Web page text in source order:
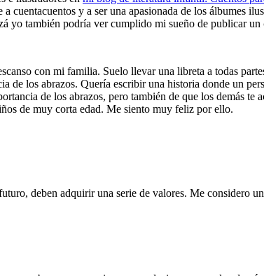
cuentacuentos y a ser una apasionada de los álbumes
yo también podría ver cumplido mi sueño de publicar un
con mi familia. Suelo llevar una libreta a todas
de los abrazos. Quería escribir una historia donde un
de los abrazos, pero también de que los demás te
de muy corta edad. Me siento muy feliz por ello.
deben adquirir una serie de valores. Me considero